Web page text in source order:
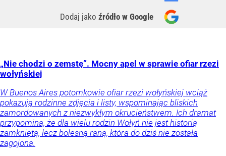
Dodaj jako źródło w Google
„Nie chodzi o zemstę”. Mocny apel w sprawie ofiar rzezi
wołyńskiej
W Buenos Aires potomkowie ofiar rzezi wołyńskiej wciąż
pokazują rodzinne zdjęcia i listy, wspominając bliskich
zamordowanych z niezwykłym okrucieństwem. Ich dramat
przypomina, że dla wielu rodzin Wołyń nie jest historią
zamkniętą, lecz bolesną raną, która do dziś nie została
zagojona.